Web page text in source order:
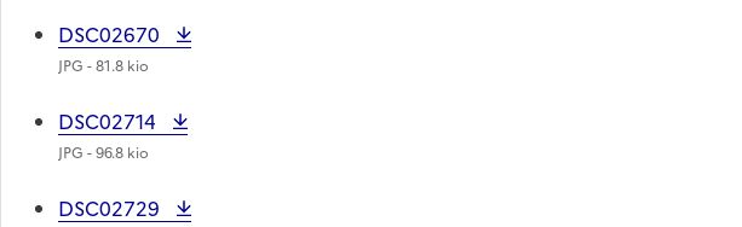
DSC02670
JPG - 81.8 kio
DSC02714
JPG - 96.8 kio
DSC02729